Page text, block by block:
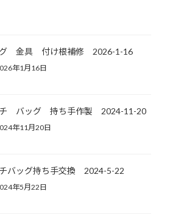
金具 付け根補修 2026-1-16
年1月16日
バッグ 持ち手作製 2024-11-20
年11月20日
バッグ持ち手交換 2024-5-22
年5月22日